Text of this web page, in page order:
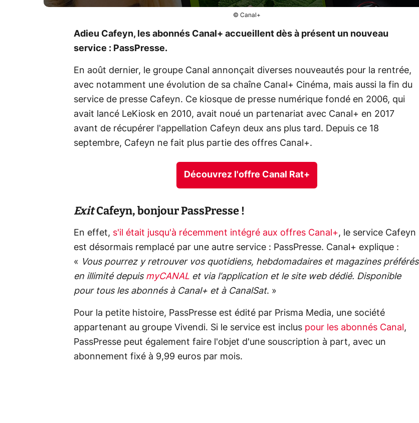
© Canal+
Adieu Cafeyn, les abonnés Canal+ accueillent dès à présent un nouveau
service : PassPresse.
En août dernier, le groupe Canal annonçait diverses nouveautés pour la rentrée,
avec notamment une évolution de sa chaîne Canal+ Cinéma, mais aussi la fin du
service de presse Cafeyn. Ce kiosque de presse numérique fondé en 2006, qui
avait lancé LeKiosk en 2010, avait noué un partenariat avec Canal+ en 2017
avant de récupérer l'appellation Cafeyn deux ans plus tard. Depuis ce 18
septembre, Cafeyn ne fait plus partie des offres Canal+.
Découvrez l'offre Canal Rat+
ExitCafeyn, bonjour PassPresse !
En effet, s'il était jusqu'à récemment intégré aux offres Canal+, le service Cafeyn
est désormais remplacé par une autre service : PassPresse. Canal+ explique :
« Vous pourrez y retrouver vos quotidiens, hebdomadaires et magazines préférés
en illimité depuis myCANAL et via l’application et le site web dédié. Disponible
pour tous les abonnés à Canal+ et à CanalSat. »
Pour la petite histoire, PassPresse est édité par Prisma Media, une société
appartenant au groupe Vivendi. Si le service est inclus pour les abonnés Canal ,
PassPresse peut également faire l'objet d'une souscription à part, avec un
abonnement fixé à 9,99 euros par mois.